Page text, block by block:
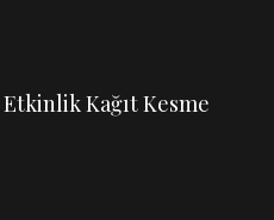
Kağıt Kesme